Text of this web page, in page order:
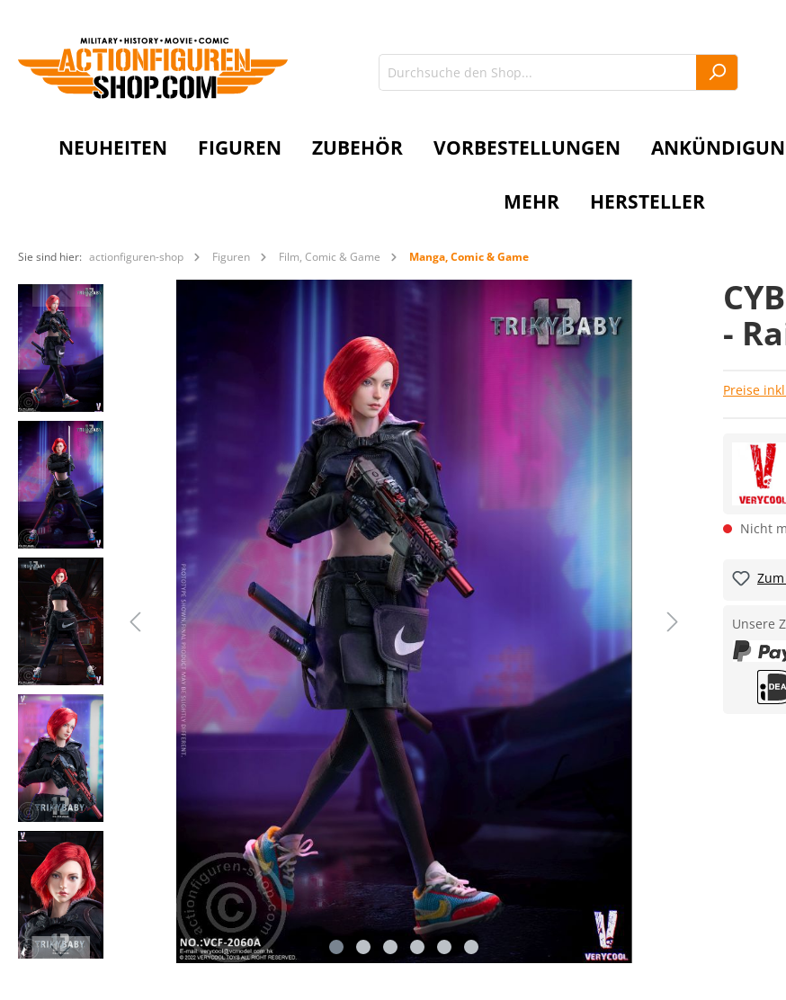
NEUHEITEN FIGUREN ZUBEHÖR VORBESTELLUNGEN
MEHR HERSTELLER
Sie sind hier: actionfiguren-shop Figuren Film, Comic & Game Manga, Comic & Game
-
Preise
Nicht
Unsere